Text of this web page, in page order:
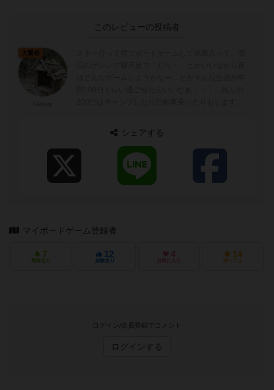
このレビューの投稿者
大賢者
シェアする
マイボードゲーム登録者
7
興味あり
12
経験あり
4
お気に入り
14
持ってる
ログイン/会員登録でコメント
ログインする